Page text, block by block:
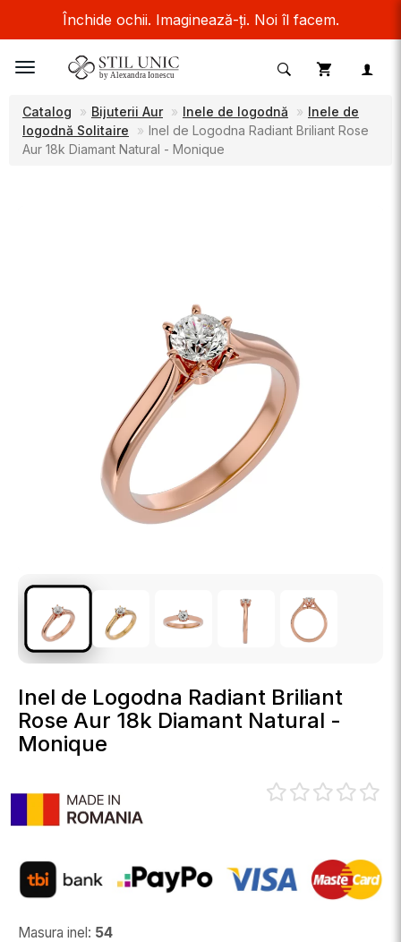
Închide ochii. Imaginează-ți. Noi îl facem.
Toggle
Catalog
Bijuterii Aur Inele de logodnă
Inele de
logodnă Solitaire
Inel de Logodna Radiant Briliant Rose
Aur 18k Diamant Natural - Monique
Inel de Logodna Radiant Briliant
Rose Aur 18k Diamant Natural -
Monique
Masura inel: 54